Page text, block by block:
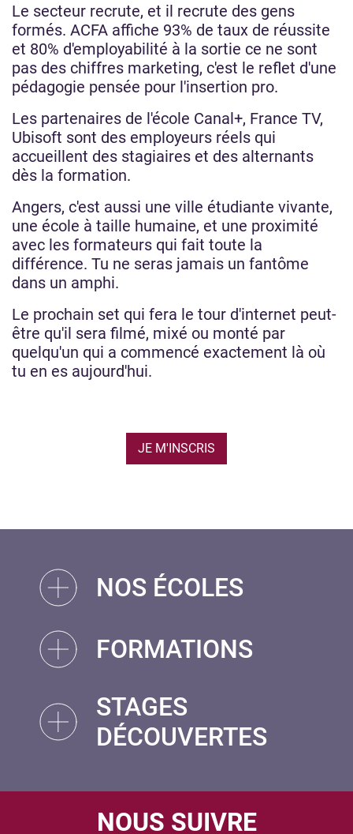
Le secteur recrute, et il recrute des gens
formés. ACFA affiche 93% de taux de réussite
et 80% d'employabilité à la sortie ce ne sont
pas des chiffres marketing, c'est le reflet d'une
pédagogie pensée pour l'insertion pro.
Les partenaires de l'école Canal+, France TV,
Ubisoft sont des employeurs réels qui
accueillent des stagiaires et des alternants
dès la formation.
Angers, c'est aussi une ville étudiante vivante,
une école à taille humaine, et une proximité
avec les formateurs qui fait toute la
différence. Tu ne seras jamais un fantôme
dans un amphi.
Le prochain set qui fera le tour d'internet peut-
être qu'il sera filmé, mixé ou monté par
quelqu'un qui a commencé exactement là où
tu en es aujourd'hui.
JE M'INSCRIS
NOS ÉCOLES
FORMATIONS
STAGES
DÉCOUVERTES
NOUS SUIVRE